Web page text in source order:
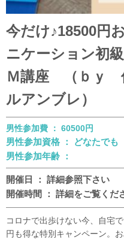
今だけ♪18500円
ニケーション初
Ｍ講座 （ｂｙ
ルアンブレ）
男性参加費 ： 60500円
男性参加資格 ： どなたでも
男性参加年齢 ：
開催日 ： 詳細参照下さい
開催時間 ： 詳細をご覧くだ
コロナで出歩けない今、自宅
円も得な特別キャンペーン。